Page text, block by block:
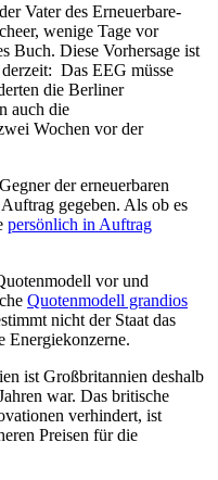
Vater des Erneuerbare-
wenige Tage vor
Buch. Diese Vorhersage ist
Das EEG müsse
die Berliner
auch die
Wochen vor der
der erneuerbaren
gegeben. Als ob es
persönlich in Auftrag
vor und
Quotenmodell grandios
nicht der Staat das
Energiekonzerne.
ist Großbritannien deshalb
war. Das britische
verhindert, ist
Preisen für die